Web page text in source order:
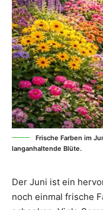
Frische Farben im
langanhaltende Blüte.
Der Juni ist ein
noch einmal frische